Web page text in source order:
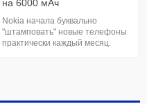
на 6000 мАч
Nokia начала буквально
"штамповать" новые телефоны
практически каждый месяц.
идёт о Nokia C30, который